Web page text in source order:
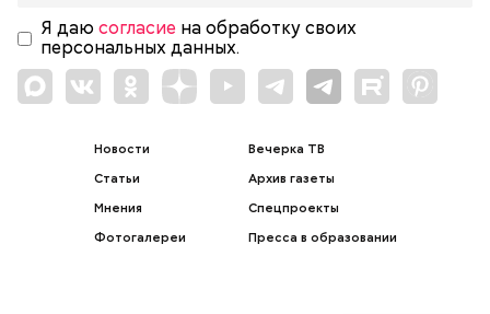
Я даю согласие на обработку своих
персональных данных.
Новости
Статьи
Мнения
Фотогалереи
Вечерка ТВ
Архив газеты
Спецпроекты
Пресса в образовании